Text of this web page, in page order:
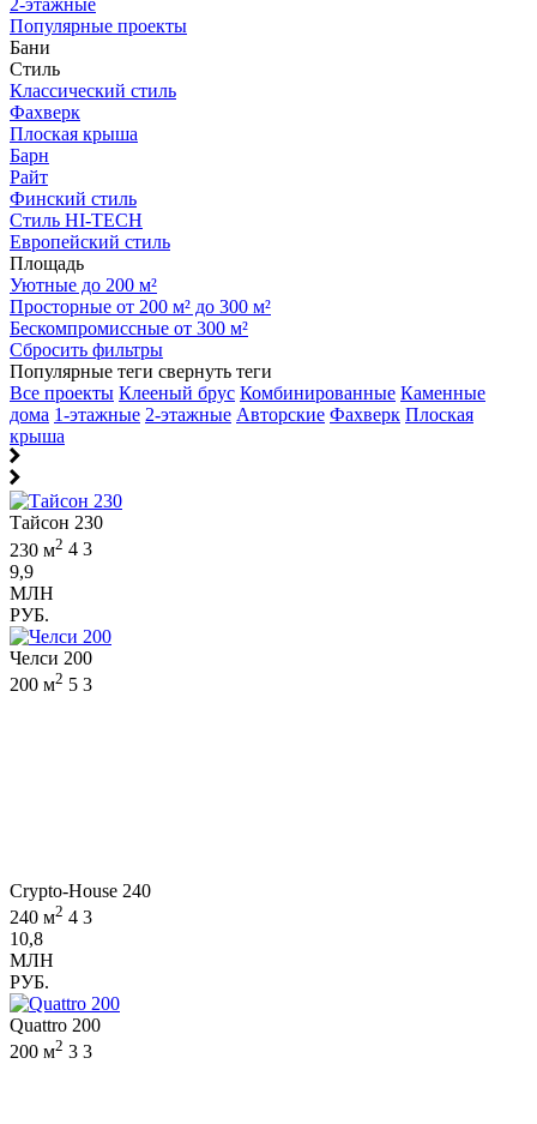
2-этажные
Популярные проекты
Бани
Стиль
Классический стиль
Фахверк
Плоская крыша
Барн
Райт
Финский стиль
Стиль HI-TECH
Европейский стиль
Площадь
Уютные до 200 м²
Просторные от 200 м² до 300 м²
Бескомпромиссные от 300 м²
Сбросить фильтры
Популярные теги свернуть теги
Все проекты Клееный брус Комбинированные Каменные
дома 1-этажные 2-этажные Авторские Фахверк Плоская
крыша
Тайсон 230
230 м2 4 3
9,9
МЛН
РУБ.
Челси 200
200 м2 5 3
Crypto-House 240
240 м2 4 3
10,8
МЛН
РУБ.
Quattro 200
200 м2 3 3